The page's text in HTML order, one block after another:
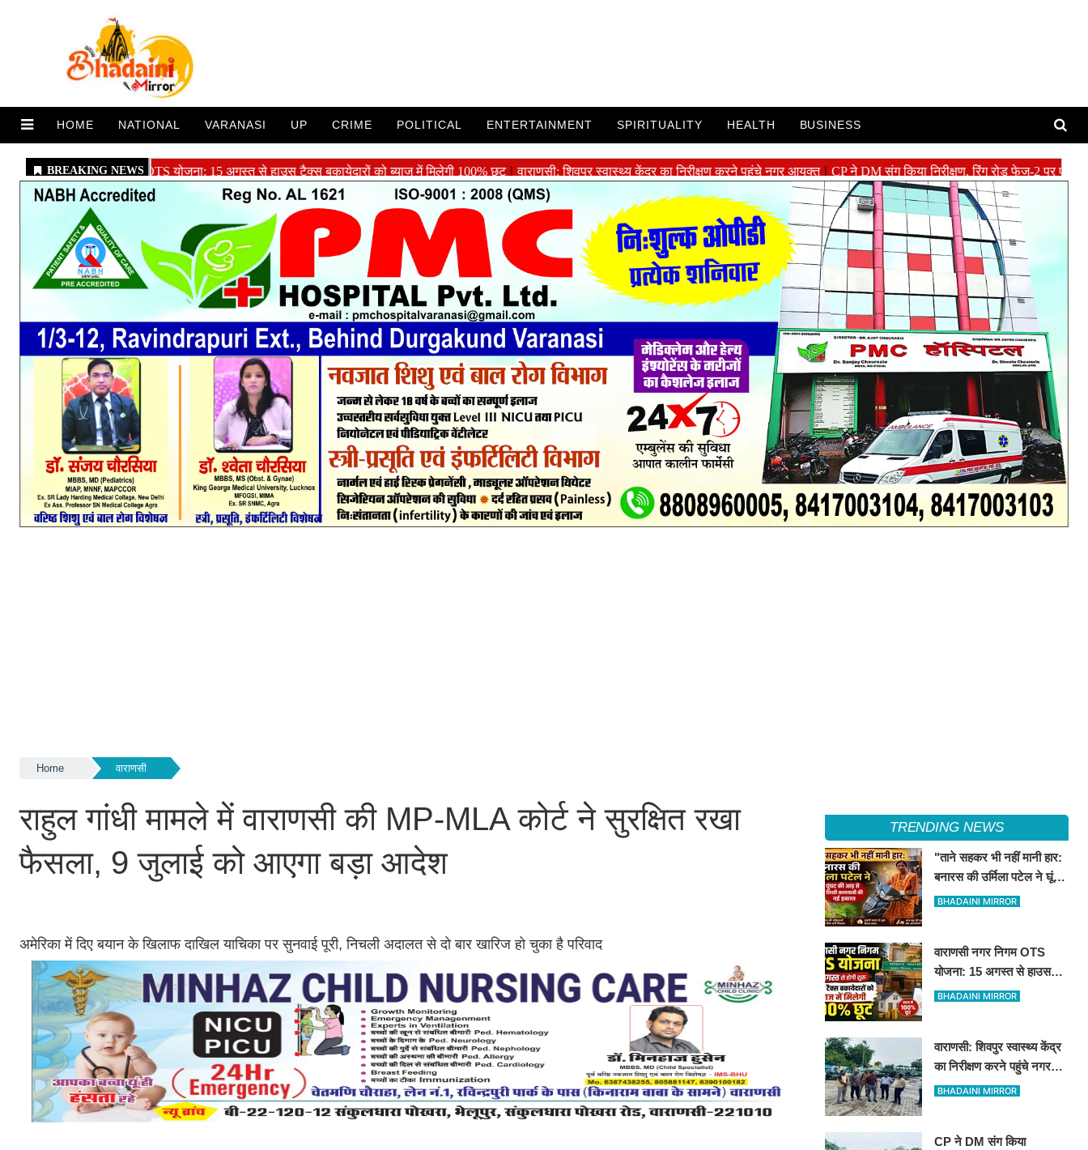
HOME NATIONAL VARANASI UP CRIME POLITICAL ENTERTAINMENT SPIRITUALITY HEALTH BUSINESS
Home वाराणसी
राहुल गांधी मामले में वाराणसी की MP-MLA कोर्ट ने सुरक्षित रखा
फैसला, 9 जुलाई को आएगा बड़ा आदेश
अमेरिका में दिए बयान के खिलाफ दाखिल याचिका पर सुनवाई पूरी, निचली अदालत से दो बार खारिज हो चुका है परिवाद
TRENDING NEWS
"ताने सहकर भी नहीं मानी हार:
बनारस की उर्मिला पटेल ने घूंघट
की आड़ से लिखी कामयाबी की
BHADAINI MIRROR
वाराणसी नगर निगम OTS
योजना: 15 अगस्त से हाउस
टैक्स बकायेदारों को ब्याज में
BHADAINI MIRROR
वाराणसी: शिवपुर स्वास्थ्य केंद्र
का निरीक्षण करने पहुंचे नगर
आयुक्त
BHADAINI MIRROR
CP ने DM संग किया